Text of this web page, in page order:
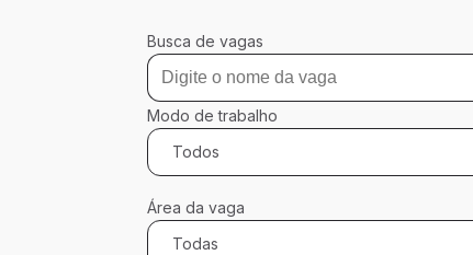
Busca de vagas
Modo de trabalho
Todos
Área da vaga
Todas